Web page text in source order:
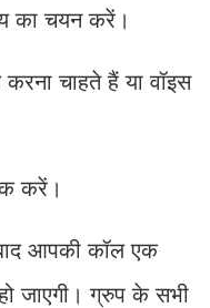
का चयन करें।
चाहते हैं या वॉइस
करें।
आपकी कॉल एक
जाएगी। ग्रुप के सभी